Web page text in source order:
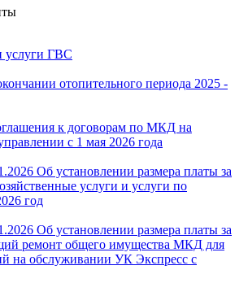
услуги ГВС
отопительного периода 2025 -
к договорам по МКД на
с 1 мая 2026 года
Об установлении размера платы за
услуги и услуги по
год
Об установлении размера платы за
ремонт общего имущества МКД для
на обслуживании УК Экспресс с